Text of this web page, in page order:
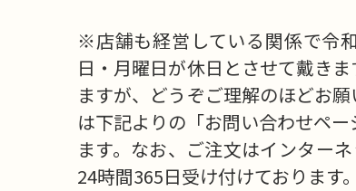
※店舗も経営している関係で令
日・月曜日が休日とさせて戴き
ますが、どうぞご理解のほどお
は下記よりの「お問い合わせペ
ます。なお、ご注文はインター
24時間365日受け付けております。